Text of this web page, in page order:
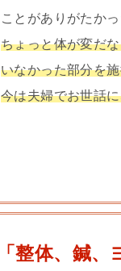
ことがありがたかっ
ちょっと体が変だ
いなかった部分を
今は夫婦でお世話
「整体、鍼